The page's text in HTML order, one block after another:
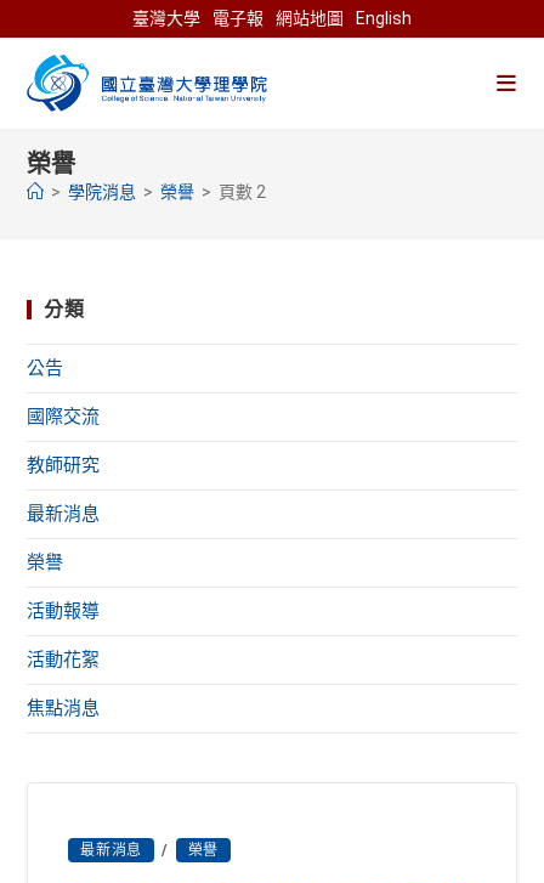
to
content
臺灣大學 電子報 網站地圖 English
榮譽
> 學院消息 > 榮譽 > 頁數 2
分類
公告
國際交流
教師研究
最新消息
榮譽
活動報導
活動花絮
焦點消息
最新消息 / 榮譽